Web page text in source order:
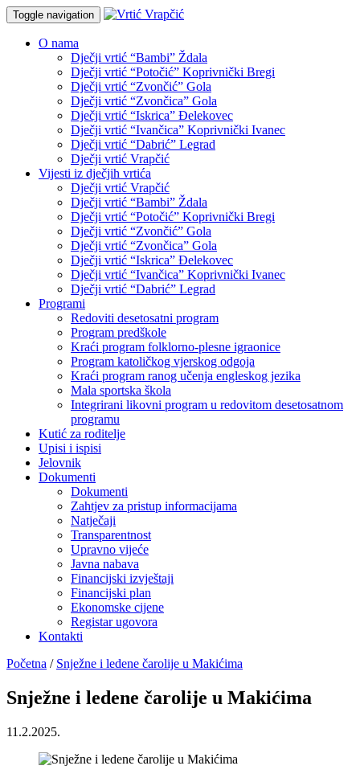
Toggle navigation
O nama
Dječji vrtić “Bambi” Ždala
Dječji vrtić “Potočić” Koprivnički Bregi
Dječji vrtić “Zvončić” Gola
Dječji vrtić “Zvončica” Gola
Dječji vrtić “Iskrica” Đelekovec
Dječji vrtić “Ivančica” Koprivnički Ivanec
Dječji vrtić “Dabrić” Legrad
Dječji vrtić Vrapčić
Vijesti iz dječjih vrtića
Dječji vrtić Vrapčić
Dječji vrtić “Bambi” Ždala
Dječji vrtić “Potočić” Koprivnički Bregi
Dječji vrtić “Zvončić” Gola
Dječji vrtić “Zvončica” Gola
Dječji vrtić “Iskrica” Đelekovec
Dječji vrtić “Ivančica” Koprivnički Ivanec
Dječji vrtić “Dabrić” Legrad
Programi
Redoviti desetosatni program
Program predškole
Kraći program folklorno-plesne igraonice
Program katoličkog vjerskog odgoja
Kraći program ranog učenja engleskog jezika
Mala sportska škola
Integrirani likovni program u redovitom desetosatnom
programu
Kutić za roditelje
Upisi i ispisi
Jelovnik
Dokumenti
Dokumenti
Zahtjev za pristup informacijama
Natječaji
Transparentnost
Upravno vijeće
Javna nabava
Financijski izvještaji
Financijski plan
Ekonomske cijene
Registar ugovora
Kontakti
Početna / Snježne i ledene čarolije u Makićima
Snježne i ledene čarolije u Makićima
11.2.2025.